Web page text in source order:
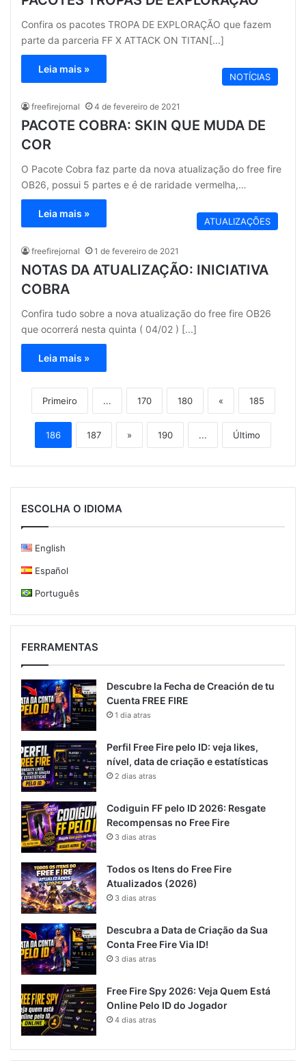
Confira os pacotes TROPA DE EXPLORAÇÃO que fazem
parte da parceria FF X ATTACK ON TITAN[...]
Leia mais »
NOTÍCIAS
freefirejornal 4 de fevereiro de 2021
PACOTE COBRA: SKIN QUE MUDA DE
COR
O Pacote Cobra faz parte da nova atualização do free fire
OB26, possui 5 partes e é de raridade vermelha,…
Leia mais »
ATUALIZAÇÕES
freefirejornal 1 de fevereiro de 2021
NOTAS DA ATUALIZAÇÃO: INICIATIVA
COBRA
Confira tudo sobre a nova atualização do free fire OB26
que ocorrerá nesta quinta ( 04/02 ) [...]
Leia mais »
Primeiro ... 170 180 « 185
186 187 » 190 ... Último
ESCOLHA O IDIOMA
English
Español
Português
FERRAMENTAS
Descubre la Fecha de Creación de tu
Cuenta FREE FIRE
1 dia atras
Perfil Free Fire pelo ID: veja likes,
nível, data de criação e estatísticas
2 dias atras
Codiguin FF pelo ID 2026: Resgate
Recompensas no Free Fire
3 dias atras
Todos os Itens do Free Fire
Atualizados (2026)
3 dias atras
Descubra a Data de Criação da Sua
Conta Free Fire Via ID!
3 dias atras
Free Fire Spy 2026: Veja Quem Está
Online Pelo ID do Jogador
4 dias atras